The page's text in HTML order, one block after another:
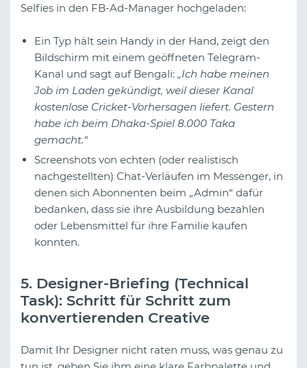
Selfies in den FB-Ad-Manager hochgeladen:
Ein Typ hält sein Handy in der Hand, zeigt den
Bildschirm mit einem geöffneten Telegram-
Kanal und sagt auf Bengali: „Ich habe meinen
Job im Laden gekündigt, weil dieser Kanal
kostenlose Cricket-Vorhersagen liefert. Gestern
habe ich beim Dhaka-Spiel 8.000 Taka
gemacht.“
Screenshots von echten (oder realistisch
nachgestellten) Chat-Verläufen im Messenger, in
denen sich Abonnenten beim „Admin“ dafür
bedanken, dass sie ihre Ausbildung bezahlen
oder Lebensmittel für ihre Familie kaufen
konnten.
5. Designer-Briefing (Technical
Task): Schritt für Schritt zum
konvertierenden Creative
Damit Ihr Designer nicht raten muss, was genau zu